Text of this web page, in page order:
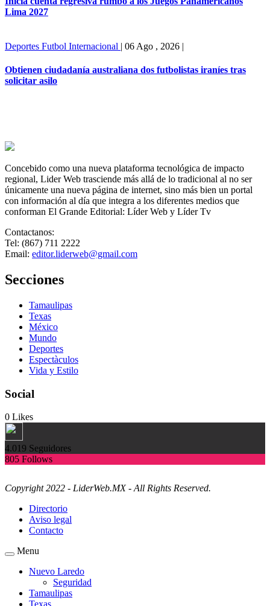
Lima 2027
Deportes Futbol Internacional | 06 Ago , 2026 |
Obtienen ciudadanía australiana dos futbolistas iraníes tras
solicitar asilo
Concebido como una nueva plataforma tecnológica de impacto
regional, Lider Web trasciende más allá de lo tradicional al no ser
únicamente una nueva página de internet, sino más bien un portal
con información al día que integra a los diferentes medios que
conforman El Grande Editorial: Líder Web y Líder Tv
Contactanos:
Tel: (867) 711 2222
Email: editor.liderweb@gmail.com
Secciones
Tamaulipas
Texas
México
Mundo
Deportes
Espectàculos
Vida y Estilo
Social
0 Likes
4.019 Seguidores
805 Follows
Copyright 2022 - LiderWeb.MX - All Rights Reserved.
Directorio
Aviso legal
Contacto
Menu
Nuevo Laredo
Seguridad
Tamaulipas